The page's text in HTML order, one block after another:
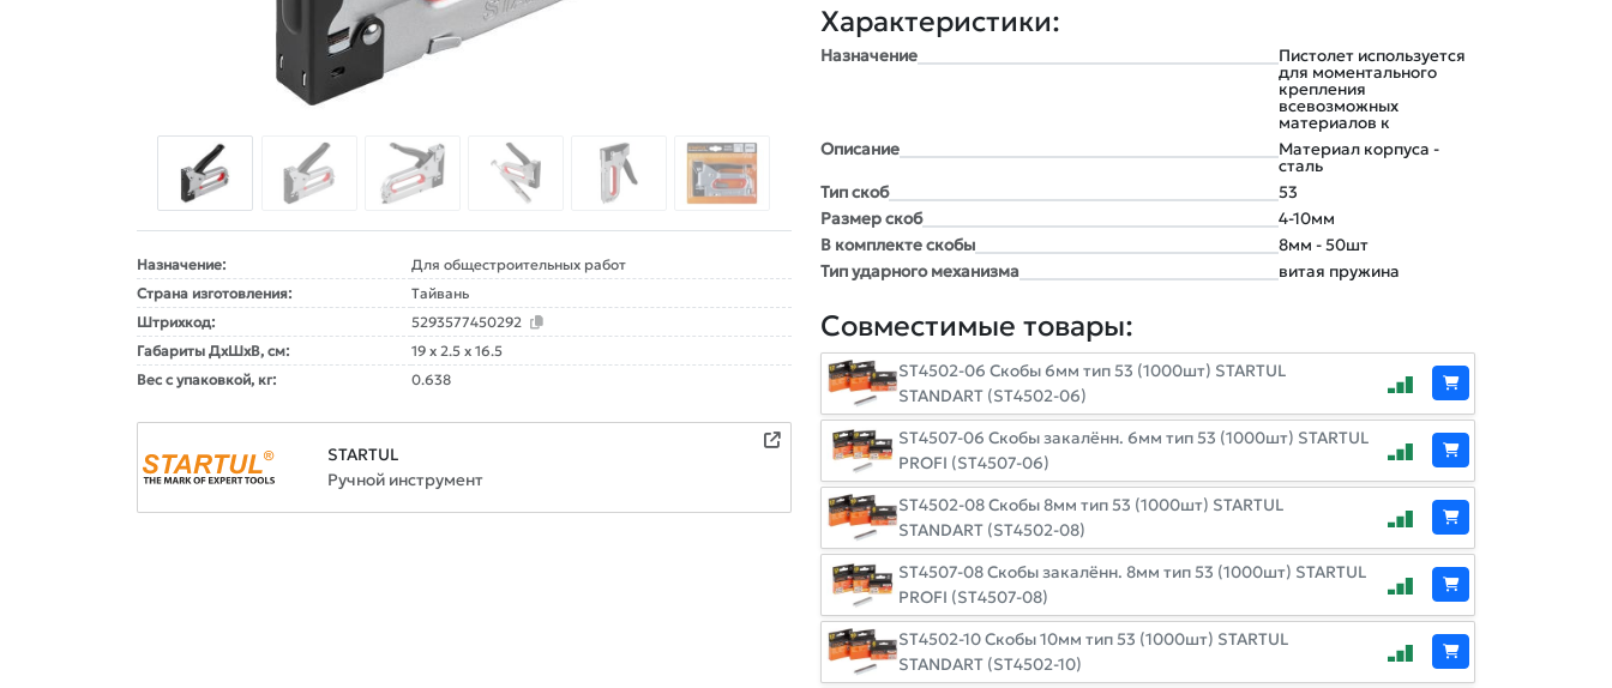
Назначение:
Для общестроительных работ
Страна изготовления:
Тайвань
Штрихкод:
5293577450292
Габариты ДxШxВ, см:
19 x 2.5 x 16.5
Вес с упаковкой, кг:
0.638
STARTUL
Ручной инструмент
Характеристики:
Назначение
Пистолет используется
для моментального
крепления
всевозможных
материалов к
Описание
Материал корпуса -
сталь
Тип скоб
53
Размер скоб
4-10мм
В комплекте скобы
8мм - 50шт
Тип ударного механизма
витая пружина
Совместимые товары:
ST4502-06 Скобы 6мм тип 53 (1000шт) STARTUL
STANDART (ST4502-06)
ST4507-06 Скобы закалённ. 6мм тип 53 (1000шт) STARTUL
PROFI (ST4507-06)
ST4502-08 Скобы 8мм тип 53 (1000шт) STARTUL
STANDART (ST4502-08)
ST4507-08 Скобы закалённ. 8мм тип 53 (1000шт) STARTUL
PROFI (ST4507-08)
ST4502-10 Скобы 10мм тип 53 (1000шт) STARTUL
STANDART (ST4502-10)